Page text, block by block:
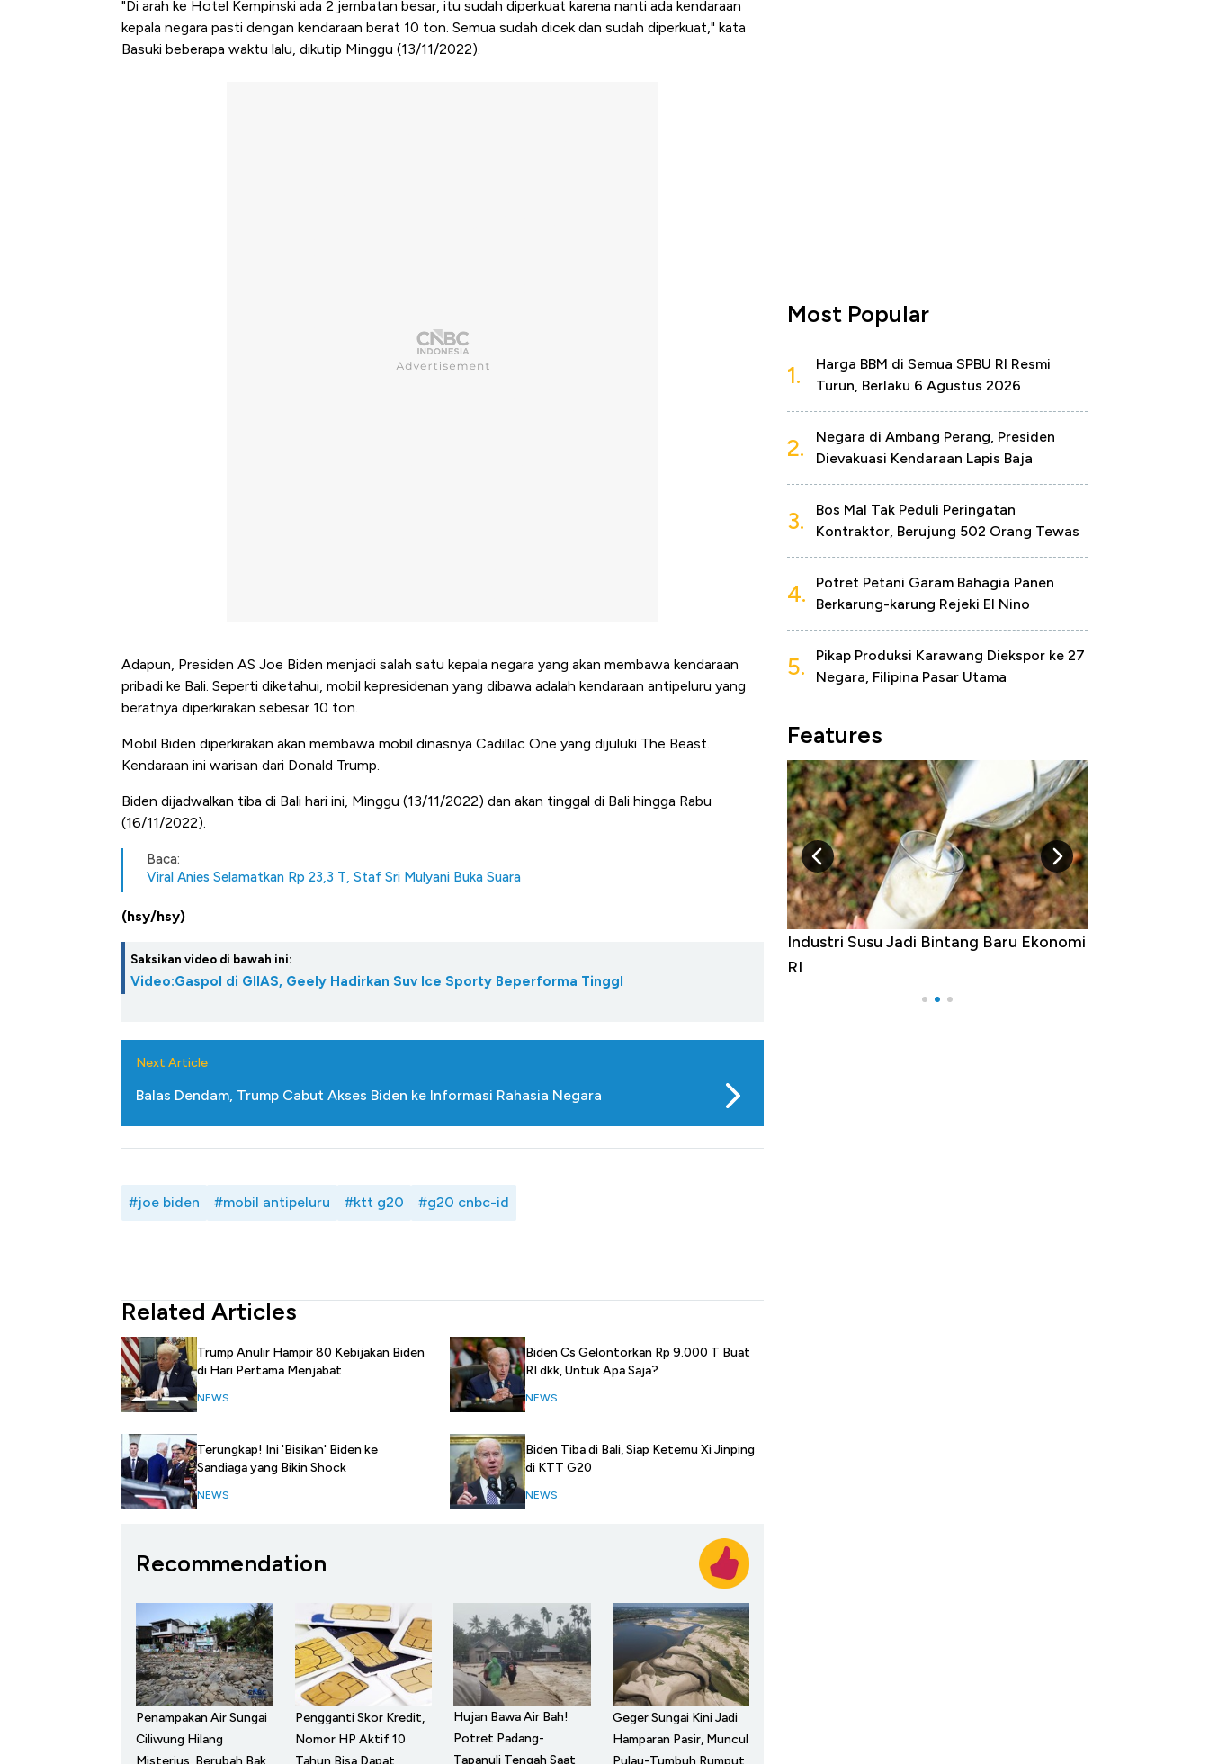
"Di arah ke Hotel Kempinski ada 2 jembatan besar, itu sudah diperkuat karena nanti ada kendaraan
kepala negara pasti dengan kendaraan berat 10 ton. Semua sudah dicek dan sudah diperkuat," kata
Basuki beberapa waktu lalu, dikutip Minggu (13/11/2022).
Adapun, Presiden AS Joe Biden menjadi salah satu kepala negara yang akan membawa kendaraan
pribadi ke Bali. Seperti diketahui, mobil kepresidenan yang dibawa adalah kendaraan antipeluru yang
beratnya diperkirakan sebesar 10 ton.
Mobil Biden diperkirakan akan membawa mobil dinasnya Cadillac One yang dijuluki The Beast.
Kendaraan ini warisan dari Donald Trump.
Biden dijadwalkan tiba di Bali hari ini, Minggu (13/11/2022) dan akan tinggal di Bali hingga Rabu
(16/11/2022).
Baca:
Viral Anies Selamatkan Rp 23,3 T, Staf Sri Mulyani Buka Suara
(hsy/hsy)
Saksikan video di bawah ini:
Video:Gaspol di GIIAS, Geely Hadirkan Suv Ice Sporty Beperforma TinggI
Next Article
Balas Dendam, Trump Cabut Akses Biden ke Informasi Rahasia Negara
#joe biden #mobil antipeluru #ktt g20 #g20 cnbc-id
Related Articles
Trump Anulir Hampir 80 Kebijakan Biden
di Hari Pertama Menjabat
NEWS
Terungkap! Ini 'Bisikan' Biden ke
Sandiaga yang Bikin Shock
NEWS
Biden Cs Gelontorkan Rp 9.000 T Buat
RI dkk, Untuk Apa Saja?
NEWS
Biden Tiba di Bali, Siap Ketemu Xi Jinping
di KTT G20
NEWS
Recommendation
Penampakan Air Sungai
Ciliwung Hilang
Misterius, Berubah Bak
Pengganti Skor Kredit,
Nomor HP Aktif 10
Tahun Bisa Dapat
Hujan Bawa Air Bah!
Potret Padang-
Tapanuli Tengah Saat
Geger Sungai Kini Jadi
Hamparan Pasir, Muncul
Pulau-Tumbuh Rumput
Most Popular
1.
Harga BBM di Semua SPBU RI Resmi
Turun, Berlaku 6 Agustus 2026
2.
Negara di Ambang Perang, Presiden
Dievakuasi Kendaraan Lapis Baja
3.
Bos Mal Tak Peduli Peringatan
Kontraktor, Berujung 502 Orang Tewas
4.
Potret Petani Garam Bahagia Panen
Berkarung-karung Rejeki El Nino
5.
Pikap Produksi Karawang Diekspor ke 27
Negara, Filipina Pasar Utama
Features
Industri Susu Jadi Bintang Baru Ekonomi
RI